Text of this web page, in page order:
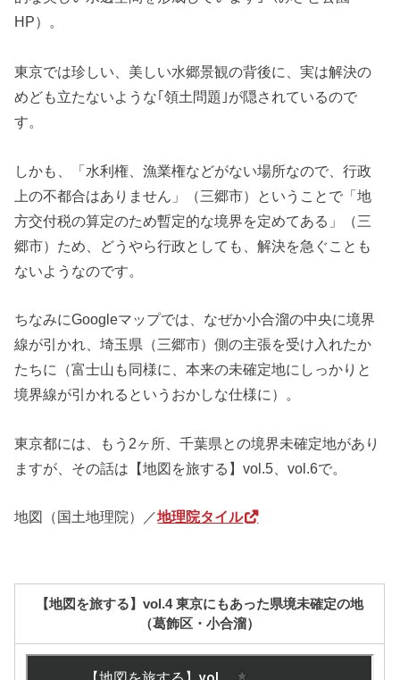
HP）。
東京では珍しい、美しい水郷景観の背後に、実は解決の
めども立たないような｢領土問題｣が隠されているので
す。
しかも、「水利権、漁業権などがない場所なので、行政
上の不都合はありません」（三郷市）ということで「地
方交付税の算定のため暫定的な境界を定めてある」（三
郷市）ため、どうやら行政としても、解決を急ぐことも
ないようなのです。
ちなみにGoogleマップでは、なぜか小合溜の中央に境界
線が引かれ、埼玉県（三郷市）側の主張を受け入れたか
たちに（富士山も同様に、本来の未確定地にしっかりと
境界線が引かれるというおかしな仕様に）。
東京都には、もう2ヶ所、千葉県との境界未確定地があり
ますが、その話は【地図を旅する】vol.5、vol.6で。
地図（国土地理院）／地理院タイル
【地図を旅する】vol.4 東京にもあった県境未確定の地
（葛飾区・小合溜）